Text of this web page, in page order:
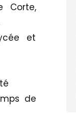
Corte,
et
de